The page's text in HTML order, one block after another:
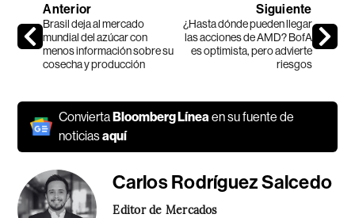
Anterior
Brasil deja al mercado
mundial del azúcar con
menos información sobre su
cosecha y producción
Siguiente
¿Hasta dónde pueden llegar
las acciones de AMD? BofA
es optimista, pero advierte
riesgos
ConviertaBloomberg Línea en su fuente de
noticiasaquí
Carlos Rodríguez Salcedo
Editor de Mercados